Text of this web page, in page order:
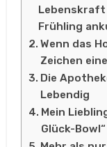
Frühling
Wenn das
Zeichen
Die
Lebendig
Mein
Glück-Bowl“